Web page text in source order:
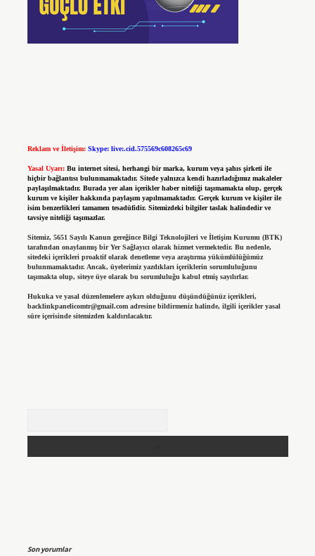
Reklam ve İletişim: Skype: live:.cid.575569c608265c69
Yasal Uyarı: Bu internet sitesi, herhangi bir marka, kurum veya şahıs şirketi ile
hiçbir bağlantısı bulunmamaktadır. Sitede yalnızca kendi hazırladığımız makaleler
paylaşılmaktadır. Burada yer alan içerikler haber niteliği taşımamakta olup, gerçek
kurum ve kişiler hakkında paylaşım yapılmamaktadır. Gerçek kurum ve kişiler ile
isim benzerlikleri tamamen tesadüfidir. Sitemizdeki bilgiler taslak halindedir ve
tavsiye niteliği taşımazlar.
Sitemiz, 5651 Sayılı Kanun gereğince Bilgi Teknolojileri ve İletişim Kurumu (BTK)
tarafından onaylanmış bir Yer Sağlayıcı olarak hizmet vermektedir. Bu nedenle,
sitedeki içerikleri proaktif olarak denetleme veya araştırma yükümlülüğümüz
bulunmamaktadır. Ancak, üyelerimiz yazdıkları içeriklerin sorumluluğunu
taşımakta olup, siteye üye olarak bu sorumluluğu kabul etmiş sayılırlar.
Hukuka ve yasal düzenlemelere aykırı olduğunu düşündüğünüz içerikleri,
backlinkpanelicomtr@gmail.comadresine bildirmeniz halinde, ilgili içerikler yasal
süre içerisinde sitemizden kaldırılacaktır.
Son yorumlar